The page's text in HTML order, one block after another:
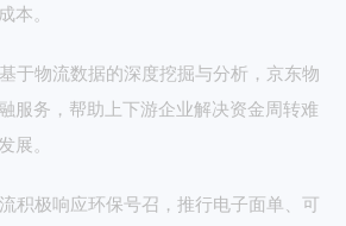
本。
基于物流数据的深度挖掘与分析，京东物
服务，帮助上下游企业解决资金周转难
展。
积极响应环保号召，推行电子面单、可